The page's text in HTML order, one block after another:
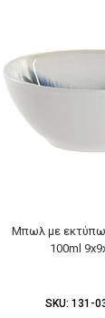
Mπωλ με
100ml
SKU: 131-